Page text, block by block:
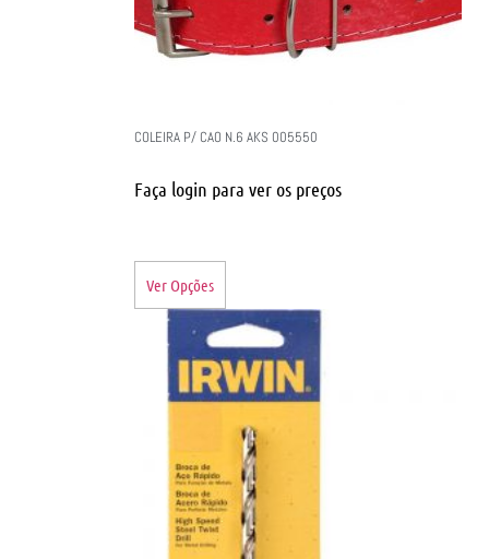
COLEIRA P/ CAO N.6 AKS 005550
Faça login para ver os preços
Ver Opções